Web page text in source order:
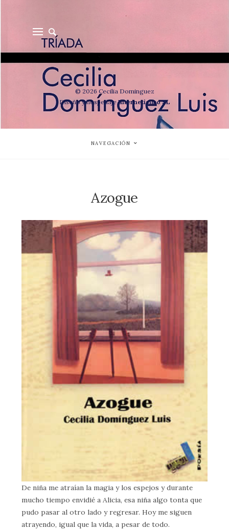
© 2026 Cecilia Dominguez
Diseño y hospedajeInternetisimo SL
NAVEGACIÓN
Azogue
De niña me atraían la magia y los espejos y durante
mucho tiempo envidié a Alicia, esa niña algo tonta que
pudo pasar al otro lado y regresar. Hoy me siguen
atrayendo, igual que la vida, a pesar de todo.